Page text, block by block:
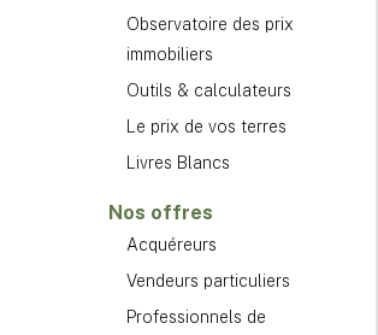
Observatoire des prix
immobiliers
Outils & calculateurs
Le prix de vos terres
Livres Blancs
Nos offres
Acquéreurs
Vendeurs particuliers
Professionnels de